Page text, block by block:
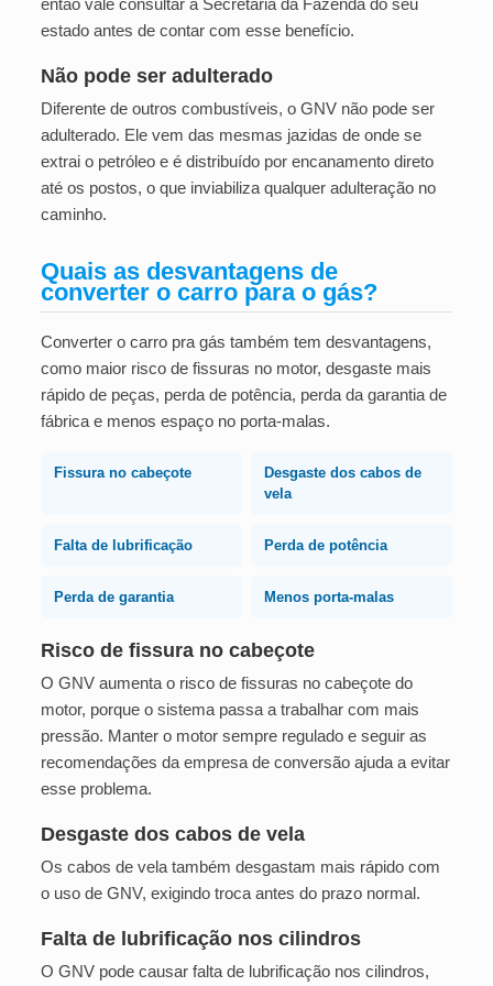
estado antes de contar com esse benefício.
Não pode ser adulterado
Diferente de outros combustíveis, o GNV não pode ser
adulterado. Ele vem das mesmas jazidas de onde se
extrai o petróleo e é distribuído por encanamento direto
até os postos, o que inviabiliza qualquer adulteração no
caminho.
Quais as desvantagens de
converter o carro para o gás?
Converter o carro pra gás também tem desvantagens,
como maior risco de fissuras no motor, desgaste mais
rápido de peças, perda de potência, perda da garantia de
fábrica e menos espaço no porta-malas.
Fissura no cabeçote
Desgaste dos cabos de
vela
Falta de lubrificação Perda de potência
Perda de garantia Menos porta-malas
Risco de fissura no cabeçote
O GNV aumenta o risco de fissuras no cabeçote do
motor, porque o sistema passa a trabalhar com mais
pressão. Manter o motor sempre regulado e seguir as
recomendações da empresa de conversão ajuda a evitar
esse problema.
Desgaste dos cabos de vela
Os cabos de vela também desgastam mais rápido com
o uso de GNV, exigindo troca antes do prazo normal.
Falta de lubrificação nos cilindros
O GNV pode causar falta de lubrificação nos cilindros,